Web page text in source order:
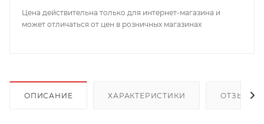
Цена действительна только для интернет-магазина и
может отличаться от цен в розничных магазинах
ОПИСАНИЕ ХАРАКТЕРИСТИКИ ОТЗЫВЫ